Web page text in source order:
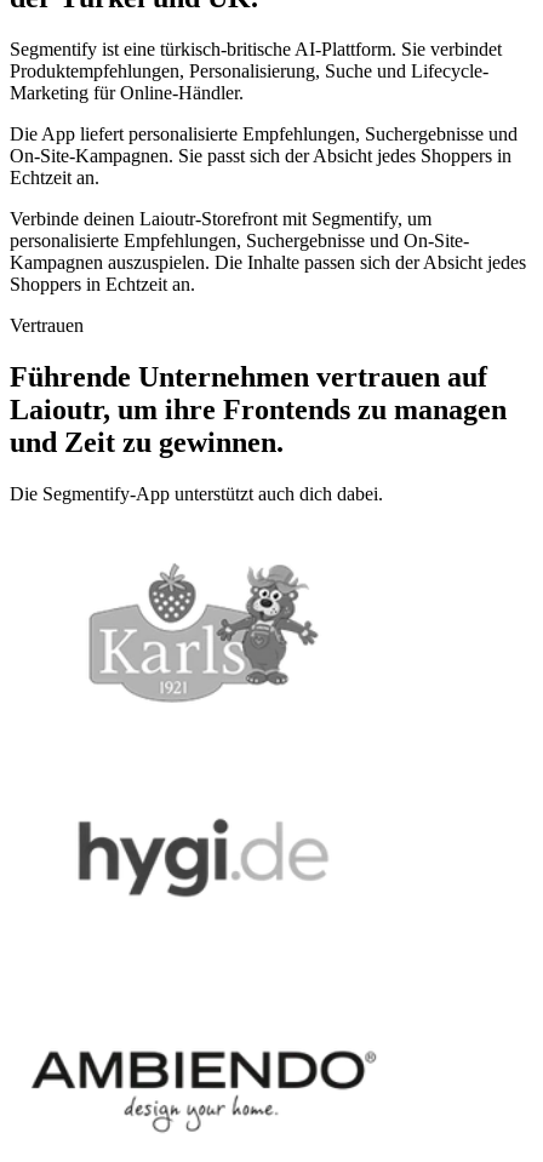
Segmentify ist eine türkisch-britische AI-Plattform. Sie verbindet
Produktempfehlungen, Personalisierung, Suche und Lifecycle-
Marketing für Online-Händler.
Die App liefert personalisierte Empfehlungen, Suchergebnisse und
On-Site-Kampagnen. Sie passt sich der Absicht jedes Shoppers in
Echtzeit an.
Verbinde deinen Laioutr-Storefront mit Segmentify, um
personalisierte Empfehlungen, Suchergebnisse und On-Site-
Kampagnen auszuspielen. Die Inhalte passen sich der Absicht jedes
Shoppers in Echtzeit an.
Vertrauen
Führende Unternehmen vertrauen auf
Laioutr, um ihre Frontends zu managen
und Zeit zu gewinnen.
Die Segmentify-App unterstützt auch dich dabei.